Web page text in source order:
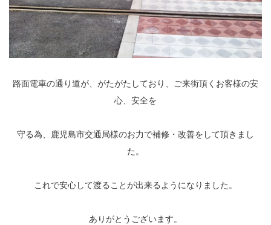
路面電車の通り道が、がたがたしており、ご来街頂くお客様の安
心、安全を
守る為、鹿児島市交通局様のお力で補修・改善をして頂きまし
た。
これで安心して渡ることが出来るようになりました。
ありがとうございます。